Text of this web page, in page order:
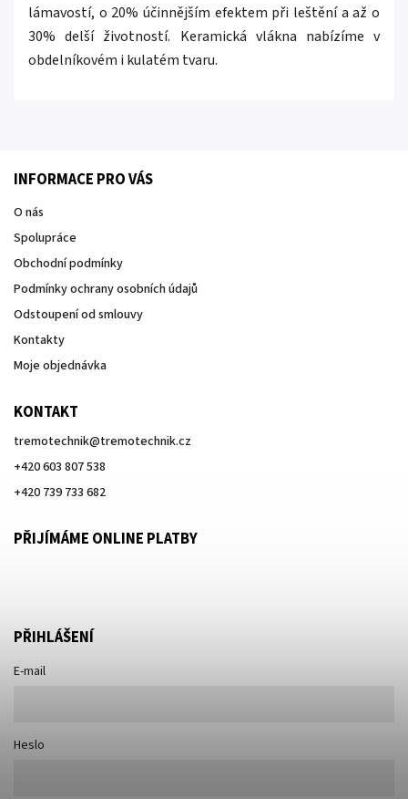
lámavostí, o 20% účinnějším efektem při leštění a až o
30% delší životností. Keramická vlákna nabízíme v
obdelníkovém i kulatém tvaru.
INFORMACE PRO VÁS
O nás
Spolupráce
Obchodní podmínky
Podmínky ochrany osobních údajů
Odstoupení od smlouvy
Kontakty
Moje objednávka
KONTAKT
tremotechnik@tremotechnik.cz
+420 603 807 538
+420 739 733 682
PŘIJÍMÁME ONLINE PLATBY
PŘIHLÁŠENÍ
E-mail
Heslo